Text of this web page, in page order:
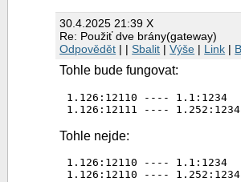
30.4.2025 21:39 X
Re: Použiť dve brány(gateway)
Odpovědět | |Sbalit |Výše | Link |
Tohle bude fungovat:
1.126:12110 ---- 1.1:1234
Tohle nejde:
1.126:12110 ---- 1.1:1234